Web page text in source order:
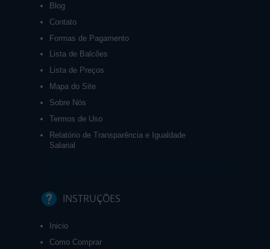
Blog
Contato
Formas de Pagamento
Lista de Balcões
Lista de Preços
Mapa do Site
Sobre Nós
Termos de Uso
Relatório de Transparência e Igualdade
Salarial
INSTRUÇÕES
Inicio
Como Comprar